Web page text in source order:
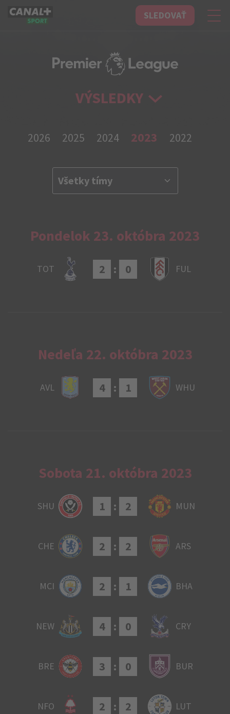
CANAL+ Sport SLEDOVAŤ
VÝSLEDKY
2026 2025 2024 2023 2022
Pondelok 23. októbra 2023
TOT 2 : 0 FUL
Nedeľa 22. októbra 2023
AVL 4 : 1 WHU
Sobota 21. októbra 2023
SHU 1 : 2 MUN
CHE 2 : 2 ARS
MCI 2 : 1 BHA
NEW 4 : 0 CRY
BRE 3 : 0 BUR
NFO 2 : 2 LUT